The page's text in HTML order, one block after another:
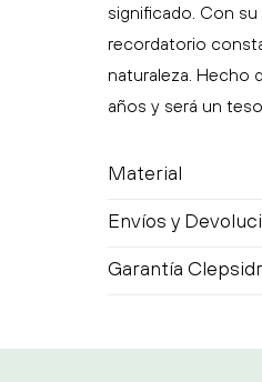
significado. Con
recordatorio
naturaleza. Hecho
años y será un
Material
recordatorio
Envíos y
Garantía